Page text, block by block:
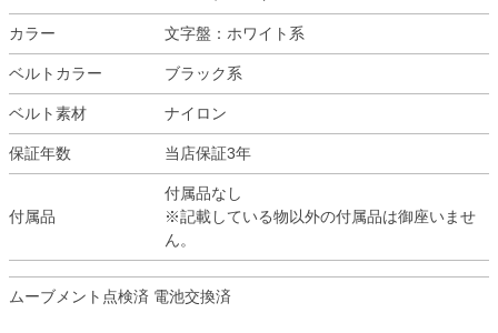
カラー 文字盤：ホワイト系
ベルトカラー ブラック系
ベルト素材 ナイロン
保証年数 当店保証3年
付属品
付属品なし
※記載している物以外の付属品は御座いませ
ん。
ムーブメント点検済 電池交換済